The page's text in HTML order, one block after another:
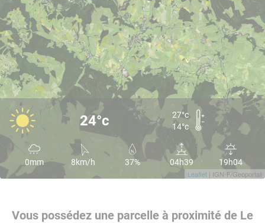
Leaflet | IGN-F/Geoportail
24°c
27°c
14°c
0mm 8km/h 37% 04h39 19h04
Vous possédez une parcelle à proximité de Le